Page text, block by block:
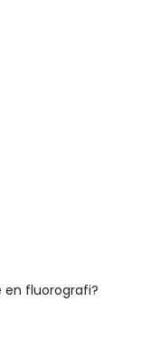
en fluorografi?